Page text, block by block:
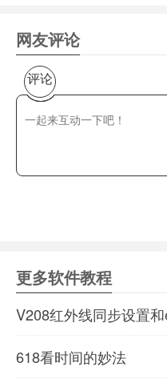
网友评论
评论
更多软件教程
V208红外线同步设置
618看时间的妙法